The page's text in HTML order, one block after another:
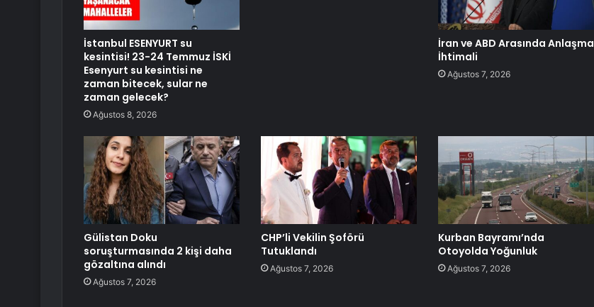
İstanbul ESENYURT su
kesintisi! 23-24 Temmuz İSKİ
Esenyurt su kesintisi ne
zaman bitecek, sular ne
zaman gelecek?
Ağustos 8, 2026
İran ve ABD Arasında Anlaşma
İhtimali
Ağustos 7, 2026
Gülistan Doku
soruşturmasında 2 kişi daha
gözaltına alındı
Ağustos 7, 2026
CHP’li Vekilin Şoförü
Tutuklandı
Ağustos 7, 2026
Kurban Bayramı’nda
Otoyolda Yoğunluk
Ağustos 7, 2026